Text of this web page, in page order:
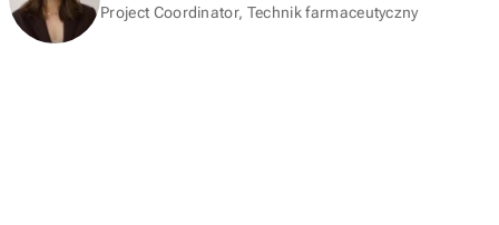
Project Coordinator, Technik farmaceutyczny